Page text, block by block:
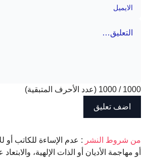
1000
/
1000 (عدد الأحرف المتبقية)
‫من شروط النشر : عدم الإساءة للكاتب
أو مهاجمة الأديان أو الذات الإلهية،